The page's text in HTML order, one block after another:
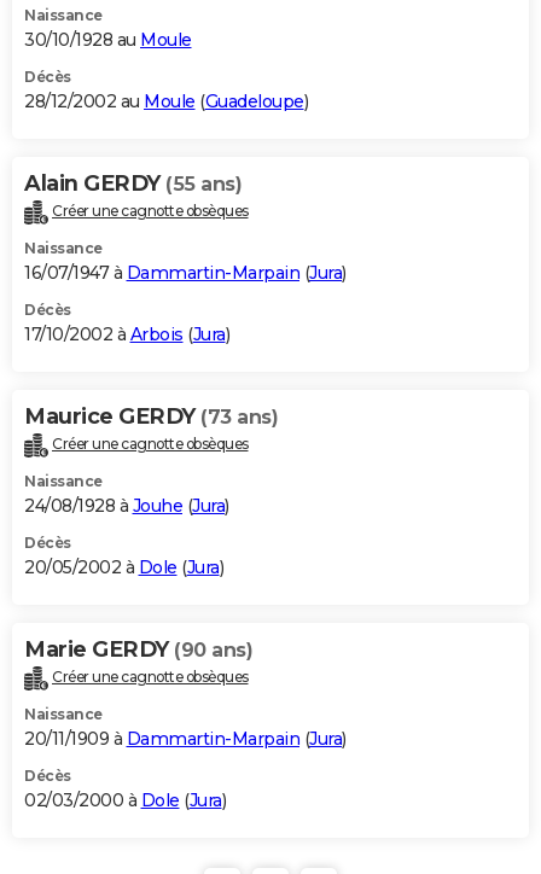
Naissance
30/10/1928 au Moule
Décès
28/12/2002 au Moule (Guadeloupe)
Alain GERDY (55 ans)
Créer une cagnotte obsèques
Naissance
16/07/1947 à Dammartin-Marpain (Jura)
Décès
17/10/2002 à Arbois (Jura)
Maurice GERDY (73 ans)
Créer une cagnotte obsèques
Naissance
24/08/1928 à Jouhe (Jura)
Décès
20/05/2002 à Dole (Jura)
Marie GERDY (90 ans)
Créer une cagnotte obsèques
Naissance
20/11/1909 à Dammartin-Marpain (Jura)
Décès
02/03/2000 à Dole (Jura)